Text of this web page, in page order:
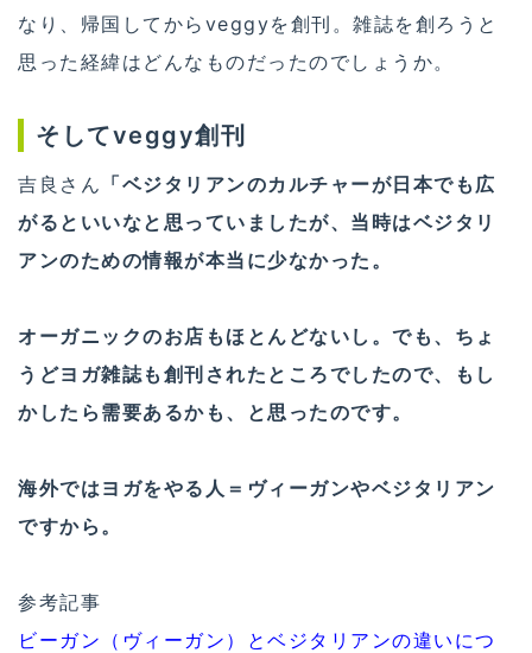
なり、帰国してからveggyを創刊。雑誌を創ろうと
思った経緯はどんなものだったのでしょうか。
そしてveggy創刊
吉良さん 「ベジタリアンのカルチャーが日本でも広
がるといいなと思っていましたが、当時はベジタリ
アンのための情報が本当に少なかった。
オーガニックのお店もほとんどないし。でも、ちょ
うどヨガ雑誌も創刊されたところでしたので、もし
かしたら需要あるかも、と思ったのです。
海外ではヨガをやる人＝ヴィーガンやベジタリアン
ですから。
参考記事
ビーガン（ヴィーガン）とベジタリアンの違いにつ